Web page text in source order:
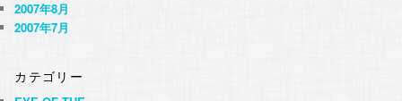
2007年8月
2007年7月
カテゴリー